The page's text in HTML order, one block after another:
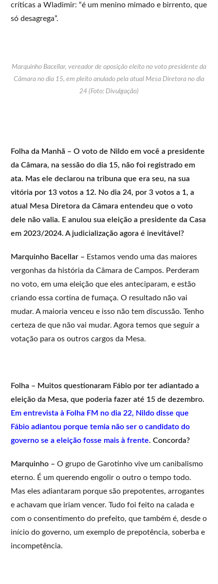
críticas a Wladimir: “é um menino mimado e birrento, que
só desagrega”.
Marquinho Bacellar, vereador de oposição eleito no voto presidente da
Câmara no dia 15, em pleito anulado pela atual Mesa Diretora no dia
24 (Foto: Divulgação)
Folha da Manhã – O voto de Nildo em você a presidente
da Câmara, na sessão do dia 15, não foi registrado em
ata. Mas ele declarou na tribuna que era seu, na sua
vitória por 13 votos a 12. No dia 24, por 3 votos a 1, a
atual Mesa Diretora da Câmara entendeu que o voto
dele não valia. E anulou sua eleição a presidente da Casa
em 2023/2024. A judicialização agora é inevitável?
Marquinho Bacellar – Estamos vendo uma das maiores
vergonhas da história da Câmara de Campos. Perderam
no voto, em uma eleição que eles anteciparam, e estão
criando essa cortina de fumaça. O resultado não vai
mudar. A maioria venceu e isso não tem discussão. Tenho
certeza de que não vai mudar. Agora temos que seguir a
votação para os outros cargos da Mesa.
Folha – Muitos questionaram Fábio por ter adiantado a
eleição da Mesa, que poderia fazer até 15 de dezembro.
Em entrevista à Folha FM no dia 22, Nildo disse que
Fábio adiantou porque temia não ser o candidato do
governo se a eleição fosse mais à frente. Concorda?
Marquinho – O grupo de Garotinho vive um canibalismo
eterno. É um querendo engolir o outro o tempo todo.
Mas eles adiantaram porque são prepotentes, arrogantes
e achavam que iriam vencer. Tudo foi feito na calada e
com o consentimento do prefeito, que também é, desde o
início do governo, um exemplo de prepotência, soberba e
incompetência.